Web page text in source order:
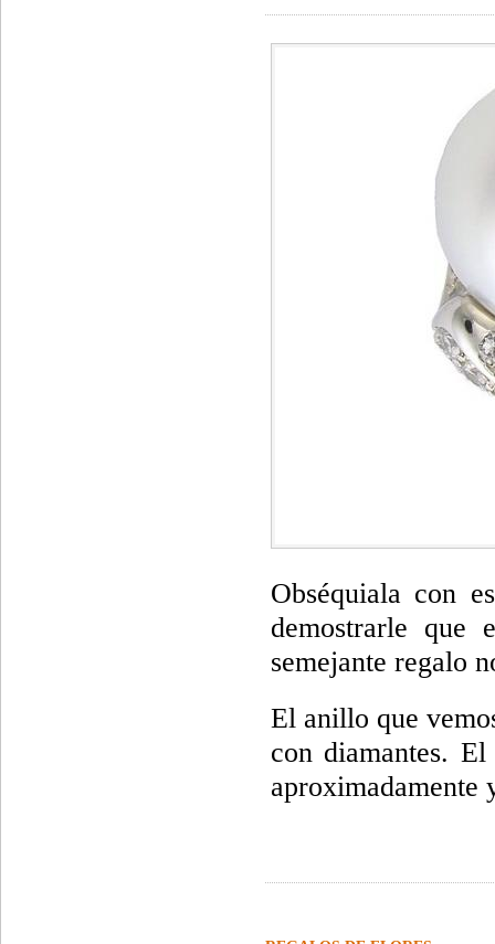
Obséquiala con
demostrarle que
semejante regalo
El anillo que
con diamantes.
aproximadamente